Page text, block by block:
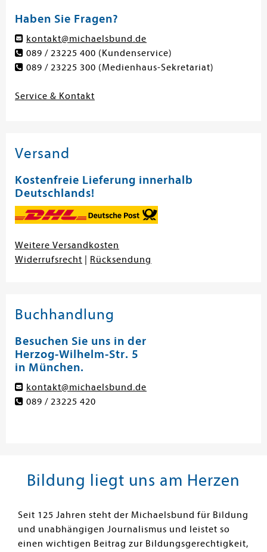
Haben Sie Fragen?
kontakt@michaelsbund.de
089 / 23225 400 (Kundenservice)
089 / 23225 300 (Medienhaus-Sekretariat)
Service & Kontakt
Versand
Kostenfreie Lieferung innerhalb
Deutschlands!
Weitere Versandkosten
Widerrufsrecht
Rücksendung
Buchhandlung
Besuchen Sie uns in der
Herzog-Wilhelm-Str. 5
in München.
kontakt@michaelsbund.de
089 / 23225 420
Bildung liegt uns am Herzen
Seit 125 Jahren steht der Michaelsbund für Bildung
und unabhängigen Journalismus und leistet so
einen wichtigen Beitrag zur Bildungsgerechtigkeit,